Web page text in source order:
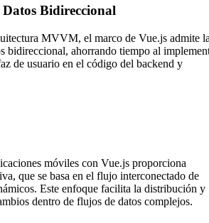
Bidireccional
MVVM, el marco de Vue.js admite
bidireccional, ahorrando tiempo al
de usuario en el código del backend y
móviles con Vue.js proporciona
que se basa en el flujo interconectado de
Este enfoque facilita la distribución y
dentro de flujos de datos complejos.